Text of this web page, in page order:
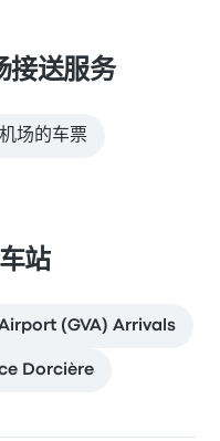
接送服务
场的车票
站
(GVA) Arrivals
Dorcière